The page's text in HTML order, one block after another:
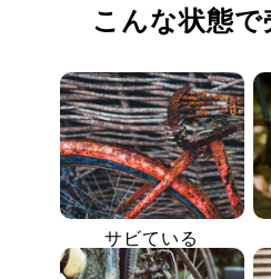
こんな状態で
サビている